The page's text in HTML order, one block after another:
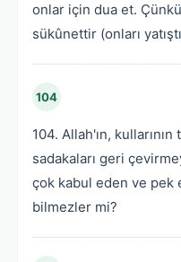
onlar için dua et.
sükûnettir (onları
104
104. Allah'ın,
sadakaları geri
çok kabul eden ve pek
bilmezler mi?